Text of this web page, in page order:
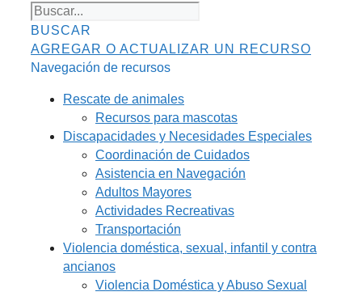
BUSCAR
AGREGAR O ACTUALIZAR UN RECURSO
Navegación de recursos
Rescate de animales
Recursos para mascotas
Discapacidades y Necesidades Especiales
Coordinación de Cuidados
Asistencia en Navegación
Adultos Mayores
Actividades Recreativas
Transportación
Violencia doméstica, sexual, infantil y contra
ancianos
Violencia Doméstica y Abuso Sexual